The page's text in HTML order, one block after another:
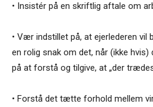
• Insistér på en skriftlig aftale om
• Vær indstillet på, at ejerlederen vil
en rolig snak om det, når (ikke
på at forstå og tilgive, at „der
• Forstå det tætte forhold mellem